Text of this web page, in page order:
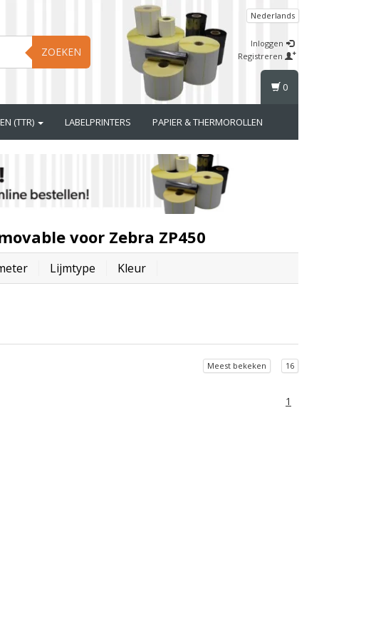
ZOEKEN
Nederlands
Inloggen
Registreren
(TTR) LABELPRINTERS PAPIER & THERMOROLLEN
0
voor Zebra ZP450
Lijmtype Kleur
Meest bekeken 16
1